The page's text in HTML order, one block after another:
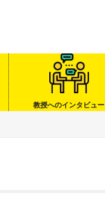
教授へのインタビュー